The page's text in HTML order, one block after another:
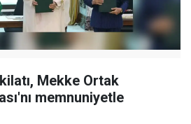
Mekke Ortak
memnuniyetle